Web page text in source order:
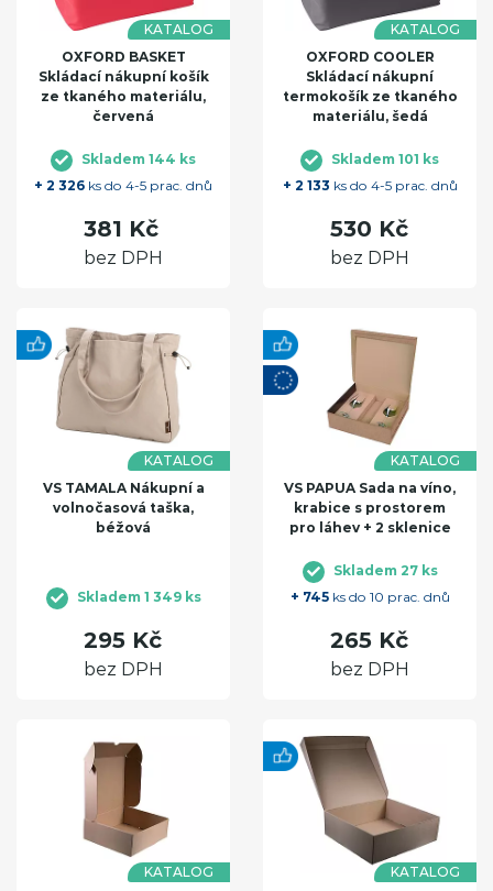
KATALOG
OXFORD BASKET
Skládací nákupní košík
ze tkaného materiálu,
červená
Skladem 144 ks
+ 2 326 ks do 4-5 prac. dnů
381 Kč
bez DPH
KATALOG
OXFORD COOLER
Skládací nákupní
termokošík ze tkaného
materiálu, šedá
Skladem 101 ks
+ 2 133 ks do 4-5 prac. dnů
530 Kč
bez DPH
KATALOG
VS TAMALA Nákupní a
volnočasová taška,
béžová
Skladem 1 349 ks
295 Kč
bez DPH
KATALOG
VS PAPUA Sada na víno,
krabice s prostorem
pro láhev + 2 sklenice
Skladem 27 ks
+ 745ks do 10 prac. dnů
265 Kč
bez DPH
KATALOG
KATALOG